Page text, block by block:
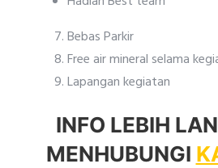
Bebas Parkir
Free air mineral selama
Lapangan kegiatan
INFO LEBIH
MENHUBUNGI